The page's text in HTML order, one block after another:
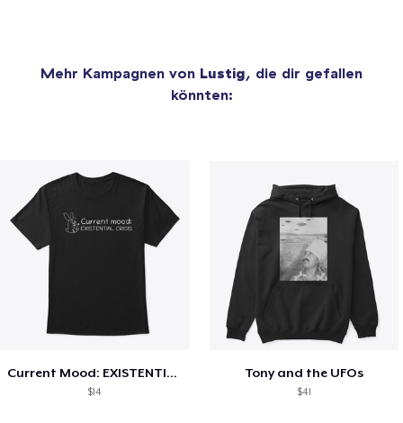
Mehr Kampagnen von Lustig, die dir gefallen
könnten:
Current Mood: EXISTENTIAL CRISIS
$14
Tony and the UFOs
$41